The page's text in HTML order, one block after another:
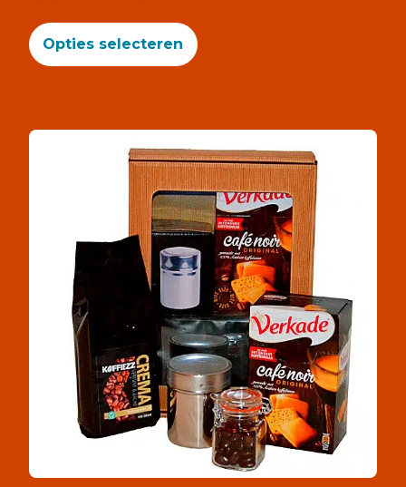
Opties selecteren